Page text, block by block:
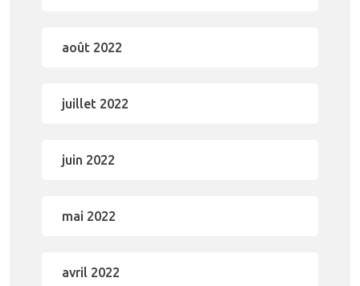
août 2022
juillet 2022
juin 2022
mai 2022
avril 2022